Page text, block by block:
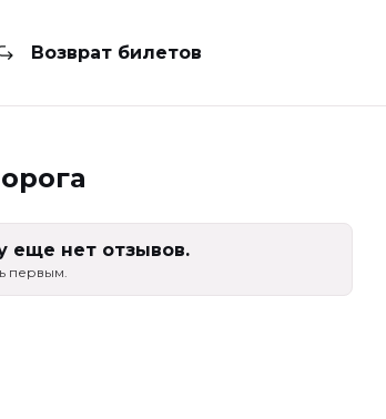
Возврат билетов
еще нет отзывов.
первым.